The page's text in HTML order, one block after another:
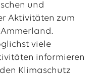
und
Aktivitäten zum
viele
informieren
Klimaschutz